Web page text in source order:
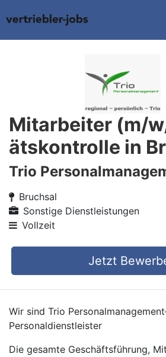
Mitarbeiter (m/
ätskontrolle in
Trio
Bruchsal
Sonstige Dienstleistungen
Vollzeit
Jetzt
Wir sind Trio
Personaldienstleister
Die gesamte Geschäftsführung,